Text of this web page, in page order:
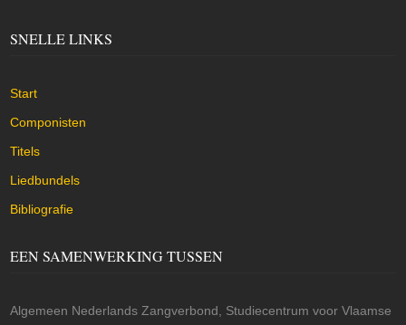
SNELLE LINKS
Start
Componisten
Titels
Liedbundels
Bibliografie
EEN SAMENWERKING TUSSEN
Algemeen Nederlands Zangverbond, Studiecentrum voor Vlaamse